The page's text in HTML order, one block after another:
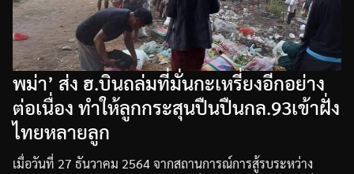
พม่า’ ส่ง ฮ.บินถล่มที่มั่นกะเหรี่ยงอีกอย่าง
ต่อเนื่อง ทำให้ลูกกระสุนปืนปืนกล.93เข้าฝั่ง
ไทยหลายลูก
เมื่อวันที่ 27 ธันวาคม 2564จากสถานการณ์การสู้รบระหว่าง